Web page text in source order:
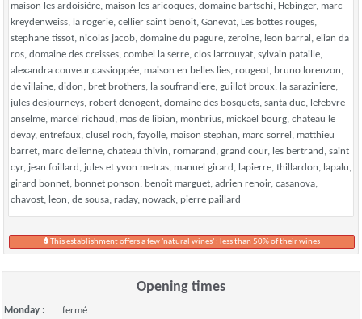
maison les ardoisière, maison les aricoques, domaine bartschi, Hebinger, marc
kreydenweiss, la rogerie, cellier saint benoit, Ganevat, Les bottes rouges,
stephane tissot, nicolas jacob, domaine du pagure, zeroine, leon barral, elian da
ros, domaine des creisses, combel la serre, clos larrouyat, sylvain pataille,
alexandra couveur,cassioppée, maison en belles lies, rougeot, bruno lorenzon,
de villaine, didon, bret brothers, la soufrandiere, guillot broux, la saraziniere,
jules desjourneys, robert denogent, domaine des bosquets, santa duc, lefebvre
anselme, marcel richaud, mas de libian, montirius, mickael bourg, chateau le
devay, entrefaux, clusel roch, fayolle, maison stephan, marc sorrel, matthieu
barret, marc delienne, chateau thivin, romarand, grand cour, les bertrand, saint
cyr, jean foillard, jules et yvon metras, manuel girard, lapierre, thillardon, lapalu,
girard bonnet, bonnet ponson, benoit marguet, adrien renoir, casanova,
chavost, leon, de sousa, raday, nowack, pierre paillard
This establishment offers a few 'natural wines' : less than 50% of their wines
Opening times
Monday : fermé